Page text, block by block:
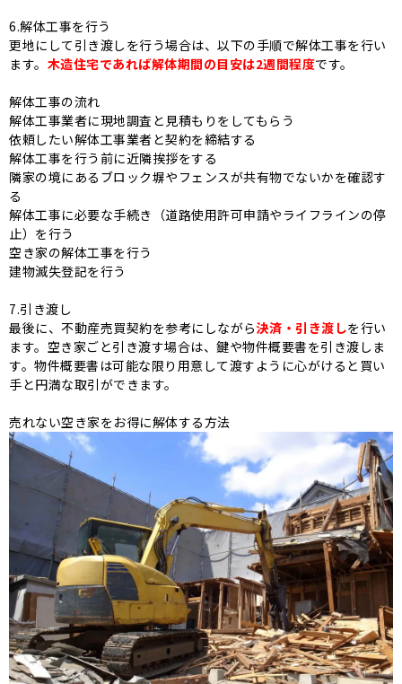
6.解体工事を行う
更地にして引き渡しを行う場合は、以下の手順で解体工事を行い
ます。 木造住宅であれば解体期間の目安は2週間程度です。
解体工事の流れ
解体工事業者に現地調査と見積もりをしてもらう
依頼したい解体工事業者と契約を締結する
解体工事を行う前に近隣挨拶をする
隣家の境にあるブロック塀やフェンスが共有物でないかを確認す
る
解体工事に必要な手続き（道路使用許可申請やライフラインの停
止）を行う
空き家の解体工事を行う
建物滅失登記を行う
7.引き渡し
最後に、不動産売買契約を参考にしながら決済・引き渡しを行い
ます。 空き家ごと引き渡す場合は、鍵や物件概要書を引き渡しま
す。物件概要書は可能な限り用意して渡すように心がけると買い
手と円満な取引ができます。
売れない空き家をお得に解体する方法